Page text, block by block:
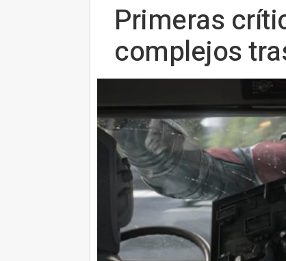
Primeras
complejos